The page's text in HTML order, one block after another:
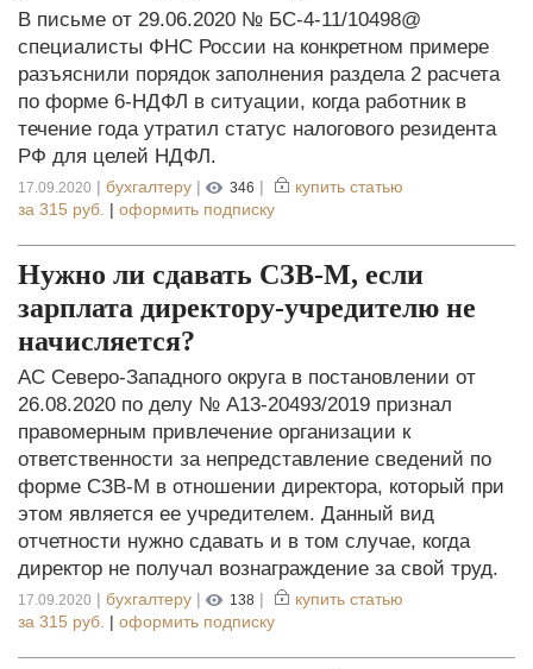
В письме от 29.06.2020 № БС-4-11/10498@
специалисты ФНС России на конкретном примере
разъяснили порядок заполнения раздела 2 расчета
по форме 6-НДФЛ в ситуации, когда работник в
течение года утратил статус налогового резидента
РФ для целей НДФЛ.
17.09.2020 | бухгалтеру | 346 |
купить статью
за 315 руб. | оформить подписку
Нужно ли сдавать СЗВ-М, если
зарплата директору-учредителю не
начисляется?
АС Северо-Западного округа в постановлении от
26.08.2020 по делу № А13-20493/2019 признал
правомерным привлечение организации к
ответственности за непредставление сведений по
форме СЗВ-М в отношении директора, который при
этом является ее учредителем. Данный вид
отчетности нужно сдавать и в том случае, когда
директор не получал вознаграждение за свой труд.
17.09.2020 | бухгалтеру | 138 |
купить статью
за 315 руб. | оформить подписку